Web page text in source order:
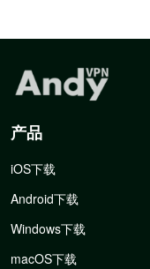
产品
iOS下载
Android下载
Windows下载
macOS下载